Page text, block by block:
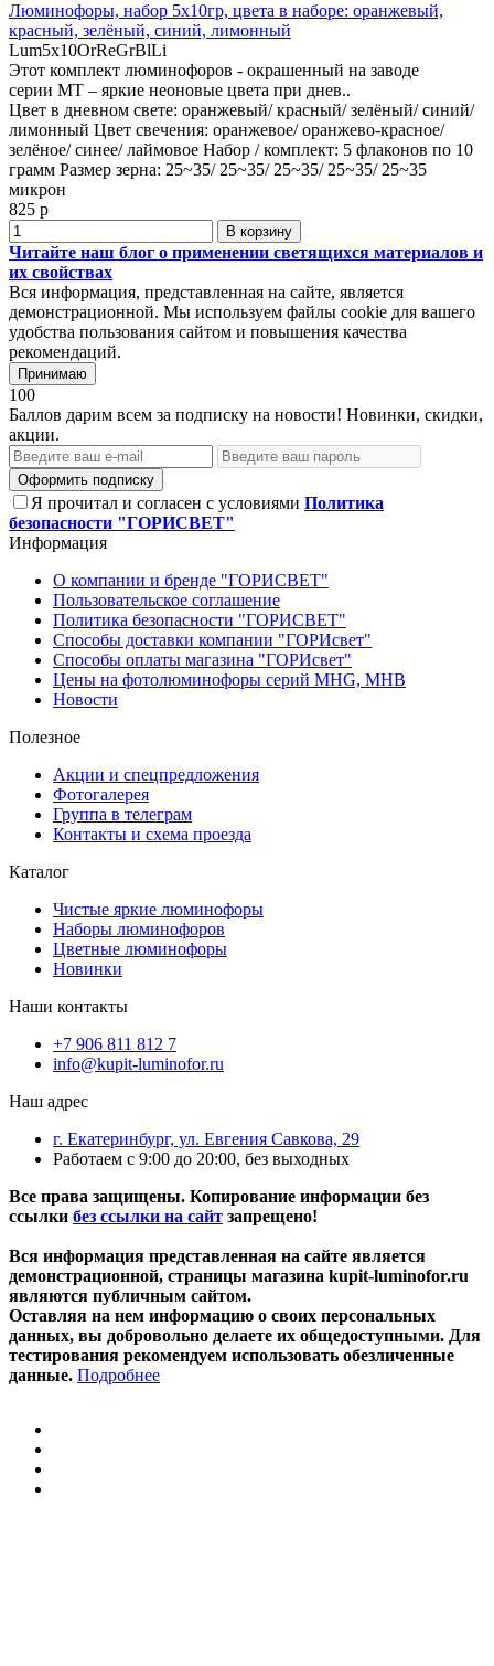
Люминофоры, набор 5x10гр, цвета в наборе: оранжевый,
красный, зелёный, синий, лимонный
Lum5x10OrReGrBlLi
Этот комплект люминофоров - окрашенный на заводе
серии MT – яркие неоновые цвета при днев..
Цвет в дневном свете: оранжевый/ красный/ зелёный/ синий/
лимонный Цвет свечения: оранжевое/ оранжево-красное/
зелёное/ синее/ лаймовое Набор / комплект: 5 флаконов по 10
грамм Размер зерна: 25~35/ 25~35/ 25~35/ 25~35/ 25~35
микрон
825 р
В корзину
Читайте наш блог о применении светящихся материалов и
их свойствах
Вся информация, представленная на сайте, является
демонстрационной. Мы используем файлы cookie для вашего
удобства пользования сайтом и повышения качества
рекомендаций.
Принимаю
100
Баллов дарим всем за подписку на новости! Новинки, скидки,
акции.
Оформить подписку
Я прочитал и согласен с условиями Политика
безопасности "ГОРИСВЕТ"
Информация
О компании и бренде "ГОРИСВЕТ"
Пользовательское соглашение
Политика безопасности "ГОРИСВЕТ"
Способы доставки компании "ГОРИсвет"
Способы оплаты магазина "ГОРИсвет"
Цены на фотолюминофоры серий MHG, MHB
Новости
Полезное
Акции и спецпредложения
Фотогалерея
Группа в телеграм
Контакты и схема проезда
Каталог
Чистые яркие люминофоры
Наборы люминофоров
Цветные люминофоры
Новинки
Наши контакты
+7 906 811 812 7
info@kupit-luminofor.ru
Наш адрес
г. Екатеринбург, ул. Евгения Савкова, 29
Работаем с 9:00 до 20:00, без выходных
Все права защищены. Копирование информации без
ссылки без ссылки на сайт запрещено!
Вся информация представленная на сайте является
демонстрационной, страницы магазина kupit-luminofor.ru
являются публичным сайтом.
Оставляя на нем информацию о своих персональных
данных, вы добровольно делаете их общедоступными. Для
тестирования рекомендуем использовать обезличенные
данные. Подробнее